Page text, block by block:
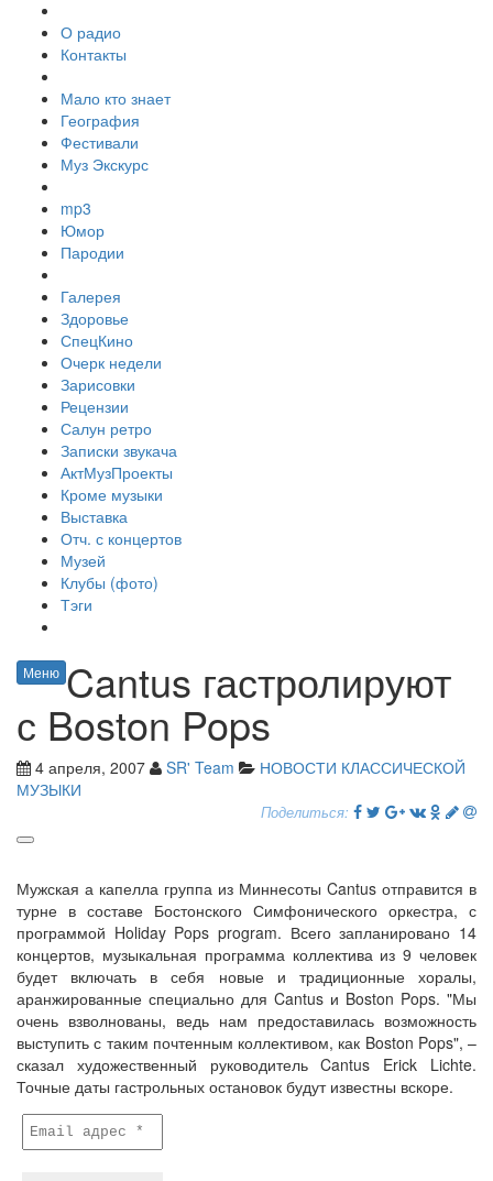
О радио
Контакты
Мало кто знает
География
Фестивали
Муз Экскурс
mp3
Юмор
Пародии
Галерея
Здоровье
СпецКино
Очерк недели
Зарисовки
Рецензии
Салун ретро
Записки звукача
АктМузПроекты
Кроме музыки
Выставка
Отч. с концертов
Музей
Клубы (фото)
Тэги
Меню Cantus гастролируют
с Boston Pops
4 апреля, 2007 SR' Team
НОВОСТИ КЛАССИЧЕСКОЙ
МУЗЫКИ
Поделиться:
Мужская а капелла группа из Миннесоты Cantus отправится в
турне в составе Бостонского Симфонического оркестра, с
программой Holiday Pops program. Всего запланировано 14
концертов, музыкальная программа коллектива из 9 человек
будет включать в себя новые и традиционные хоралы,
аранжированные специально для Cantus и Boston Pops. "Мы
очень взволнованы, ведь нам предоставилась возможность
выступить с таким почтенным коллективом, как Boston Pops", –
сказал художественный руководитель Cantus Erick Lichte.
Точные даты гастрольных остановок будут известны вскоре.